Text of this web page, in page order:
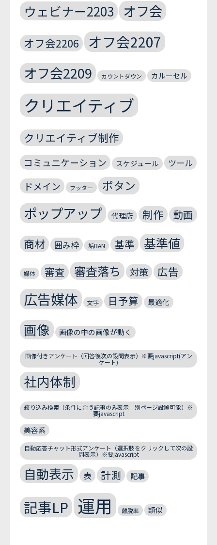
ウェビナー2203 オフ会
オフ会2206 オフ会2207
オフ会2209 カウントダウン カルーセル
クリエイティブ
クリエイティブ制作
コミュニケーション スケジュール ツール
ドメイン フッター ボタン
ポップアップ 代理店 制作 動画
商材 囲み枠 垢BAN 基準 基準値
媒体 審査 審査落ち 対策 広告
広告媒体 文字 日予算 最適化
画像 画像の中の画像が動く
画像付きアンケート（回答後次の設問表示）※要javascript(アン
ケート)
社内体制
絞り込み検索（条件に合う記事のみ表示｜別ページ設置可能）※
要javascript
美容系
自動応答チャット形式アンケート（選択肢をクリックして次の設
問表示）※要javascript
自動表示 表 計測 記事
記事LP 運用 離脱率 類似